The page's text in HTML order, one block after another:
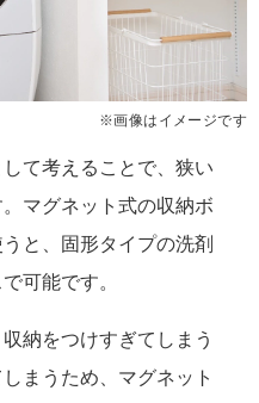
※画像はイメージです
て考えることで、狭い
マグネット式の収納ボ
と、固形タイプの洗剤
可能です。
納をつけすぎてしまう
まうため、マグネット